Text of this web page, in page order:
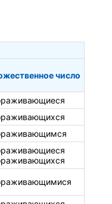
число